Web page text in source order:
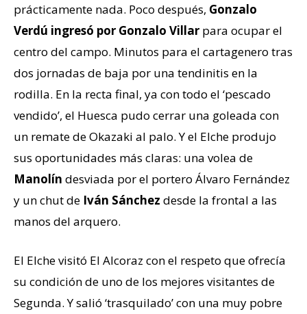
prácticamente nada. Poco después, Gonzalo
Verdú ingresó por Gonzalo Villar para ocupar el
centro del campo. Minutos para el cartagenero tras
dos jornadas de baja por una tendinitis en la
rodilla. En la recta final, ya con todo el ‘pescado
vendido’, el Huesca pudo cerrar una goleada con
un remate de Okazaki al palo. Y el Elche produjo
sus oportunidades más claras: una volea de
Manolín desviada por el portero Álvaro Fernández
y un chut de Iván Sánchez desde la frontal a las
manos del arquero.
El Elche visitó El Alcoraz con el respeto que ofrecía
su condición de uno de los mejores visitantes de
Segunda. Y salió ‘trasquilado’ con una muy pobre